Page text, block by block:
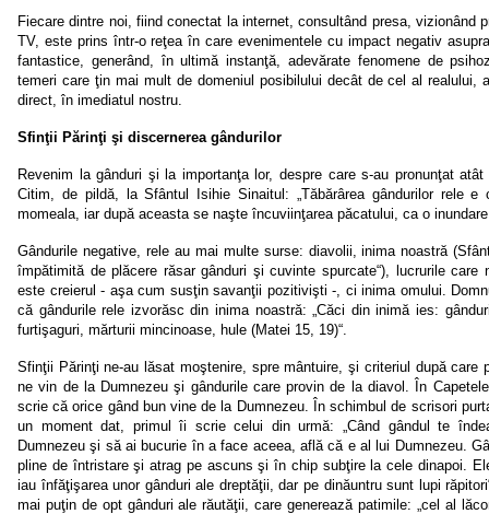
Fiecare dintre noi, fiind conectat la internet, consultând presa, vizionând
TV, este prins într-o reţea în care evenimentele cu impact negativ
fantastice, generând, în ultimă instanţă, adevărate fenomene de
temeri care ţin mai mult de domeniul posibilului decât de cel al realului,
direct, în imediatul nostru.
Sfinţii Părinţi şi discernerea gândurilor
Revenim la gânduri şi la importanţa lor, despre care s-au pronunţat
Citim, de pildă, la Sfântul Isihie Sinaitul: „Tăbărârea gândurilor rele
momeala, iar după aceasta se naşte încuviinţarea păcatului, ca o
Gândurile negative, rele au mai multe surse: diavolii, inima noastră
împătimită de plăcere răsar gânduri şi cuvinte spurcate“), lucrurile care
este creierul - aşa cum susţin savanţii pozitivişti -, ci inima omului.
că gândurile rele izvorăsc din inima noastră: „Căci din inimă ies:
furtişaguri, mărturii mincinoase, hule (Matei 15, 19)“.
Sfinţii Părinţi ne-au lăsat moştenire, spre mântuire, şi criteriul după care
ne vin de la Dumnezeu şi gândurile care provin de la diavol. În
scrie că orice gând bun vine de la Dumnezeu. În schimbul de scrisori
un moment dat, primul îi scrie celui din urmă: „Când gândul te
Dumnezeu şi să ai bucurie în a face aceea, află că e al lui Dumnezeu.
pline de întristare şi atrag pe ascuns şi în chip subţire la cele dinapoi.
iau înfăţişarea unor gânduri ale dreptăţii, dar pe dinăuntru sunt lupi
mai puţin de opt gânduri ale răutăţii, care generează patimile: „cel al